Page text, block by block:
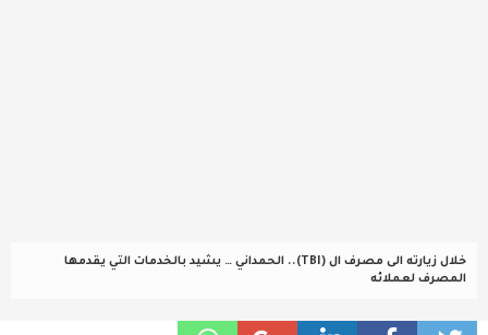
خلال زيارته الى مصرف ال (TBI).. الحمداني … يشيد بالخدمات التي يقدمها
المصرف لعملائه